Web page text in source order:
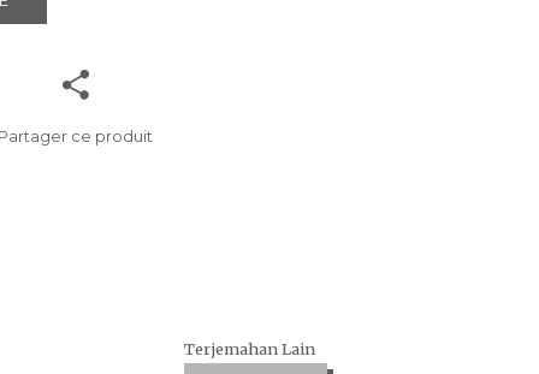
Partager ce produit
Terjemahan Lain